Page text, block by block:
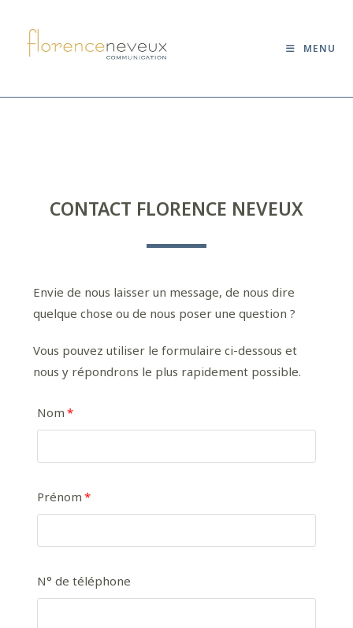
MENU
CONTACT FLORENCE NEVEUX
Envie de nous laisser un message, de nous dire
quelque chose ou de nous poser une question ?
Vous pouvez utiliser le formulaire ci-dessous et
nous y répondrons le plus rapidement possible.
Nom
Prénom
N° de téléphone